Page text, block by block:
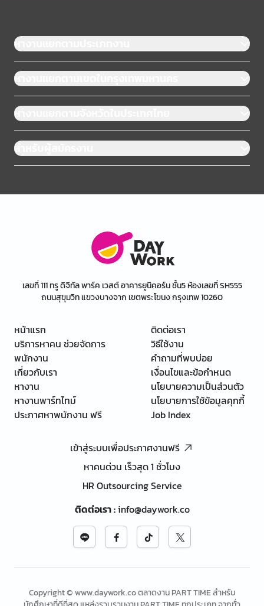
หางานแยกตามประเภทงาน
หางานแยกตามเขตในกรุงเทพมหานคร
หางานแยกตามจังหวัดในประเทศไทย
สำหรับผู้สมัครงาน
เลขที่ 111 ทรู ดิจิทัล พาร์ค เวสต์ อาคารยูนิคอร์น ชั้น5 ห้องเลขที่ SH555
ถนนสุขุมวิท แขวงบางจาก เขตพระโขนง กรุงเทพ 10260
หน้าแรก
บริการหาคน ช่วยจัดการ
พนักงาน
เกี่ยวกับเรา
หางาน
หางานพาร์ทไทม์
ประกาศหาพนักงาน ฟรี
ติดต่อเรา
วิธีใช้งาน
คำถามที่พบบ่อย
เงื่อนไขและข้อกำหนด
นโยบายความเป็นส่วนตัว
นโยบายการใช้ข้อมูลคุกกี้
Job Index
เข้าสู่ระบบเพื่อประกาศงานฟรี
หาคนด่วน เร็วสุด 1 ชั่วโมง
HR Outsourcing Service
ติดต่อเรา:info@daywork.co
Copyright © www.daywork.co ตลาดงาน PART TIME สำหรับ